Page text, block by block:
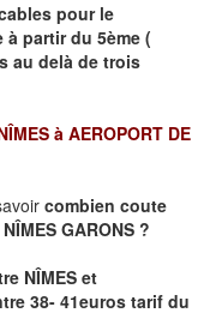
pour le
partir du 5ème (
au delà de trois
à AEROPORT DE
combien coute
GARONS ?
NÎMES et
38- 41euros tarif du